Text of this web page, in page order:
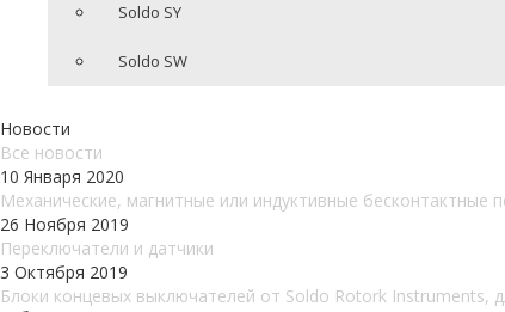
Soldo SY
Soldo SW
Новости
Все новости
10 Января 2020
Механические, магнитные или индуктивные
26 Ноября 2019
Переключатели и датчики
3 Октября 2019
Блоки концевых выключателей от Soldo Rotork Instruments,